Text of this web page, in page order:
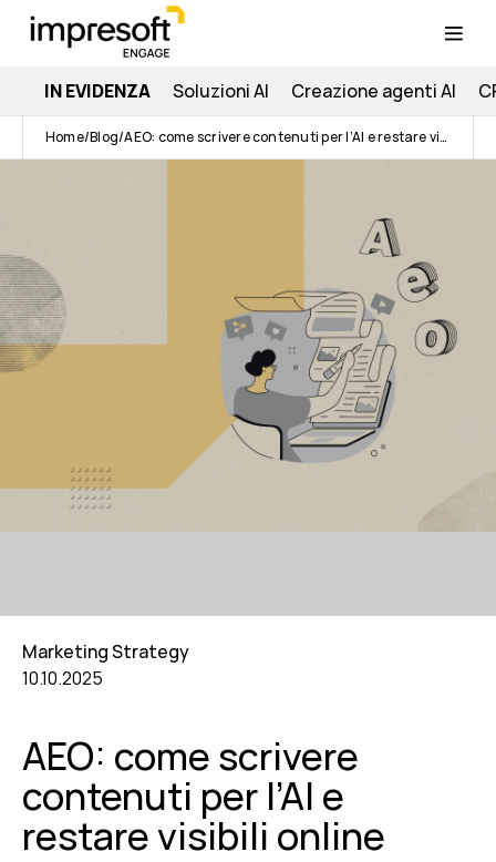
IN EVIDENZA Soluzioni AI Creazione agenti AI
Home Blog AEO: come scrivere contenuti per l’AI e restare visibili online
Marketing Strategy
10.10.2025
AEO: come scrivere
contenuti per l’AI e
restare visibili online